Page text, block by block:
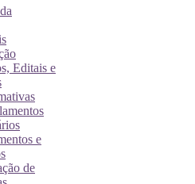
Editais e
e
de